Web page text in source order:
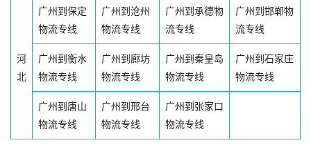
河
北
广州到保定
物流专线
广州到沧州
物流专线
广州到承德物
流专线
广州到邯郸物
流专线
广州到衡水
物流专线
广州到廊坊
物流专线
广州到秦皇岛
物流专线
广州到石家庄
物流专线
广州到唐山
物流专线
广州到邢台
物流专线
广州到张家口
物流专线